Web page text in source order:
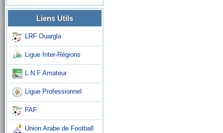
Liens Utils
LRF Ouargla
Ligue Inter-Régions
L.N.F Amateur
Ligue Professionnel
FAF
Union Arabe de Football